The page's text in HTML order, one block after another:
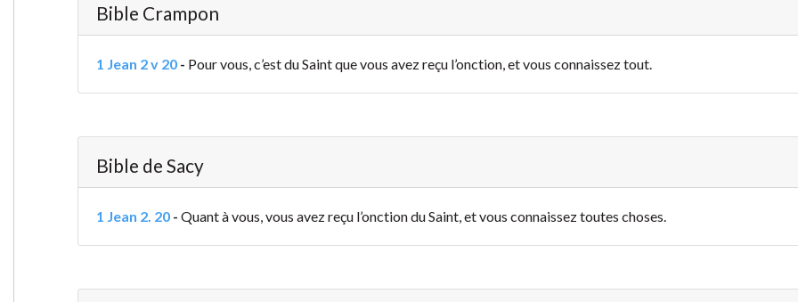
Bible Crampon
1 Jean 2 v 20- Pour vous, c’est du Saint que vous avez reçu l’onction, et vous connaissez tout.
Bible de Sacy
1 Jean 2. 20- Quant à vous, vous avez reçu l’onction du Saint, et vous connaissez toutes choses.